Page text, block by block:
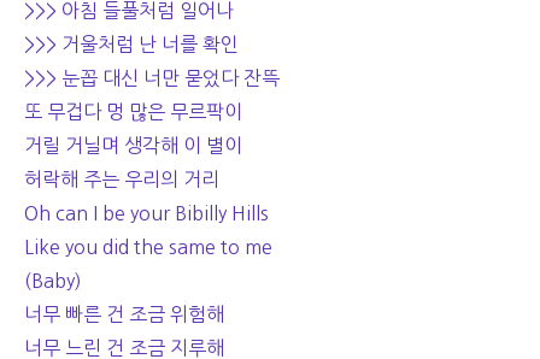
>>> 아침 들풀처럼 일어나
>>> 거울처럼 난 너를 확인
>>> 눈꼽 대신 너만 묻었다 잔뜩
또 무겁다 멍 많은 무르팍이
거릴 거닐며 생각해 이 별이
허락해 주는 우리의 거리
Oh can I be your Bibilly Hills
Like you did the same to me
(Baby)
너무 빠른 건 조금 위험해
너무 느린 건 조금 지루해